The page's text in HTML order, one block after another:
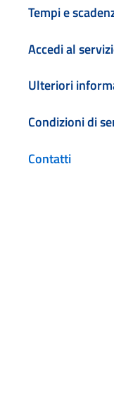
Tempi e
Accedi al
Ulteriori
Condizioni di
Contatti